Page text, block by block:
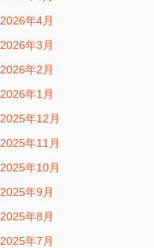
2026年4月
2026年3月
2026年2月
2026年1月
2025年12月
2025年11月
2025年10月
2025年9月
2025年8月
2025年7月